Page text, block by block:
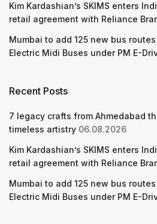
Kim Kardashian’s SKIMS enters
retail agreement with Reliance
Mumbai to add 125 new bus routes
Electric Midi Buses under PM E-
Recent Posts
7 legacy crafts from Ahmedabad
timeless artistry 06.08.2026
Kim Kardashian’s SKIMS enters
retail agreement with Reliance
Mumbai to add 125 new bus routes
Electric Midi Buses under PM E-